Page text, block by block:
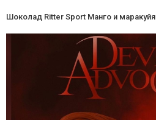
Шоколад Ritter Sport Манго и маракуйя